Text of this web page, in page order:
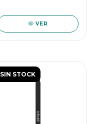
VER
SIN STOCK